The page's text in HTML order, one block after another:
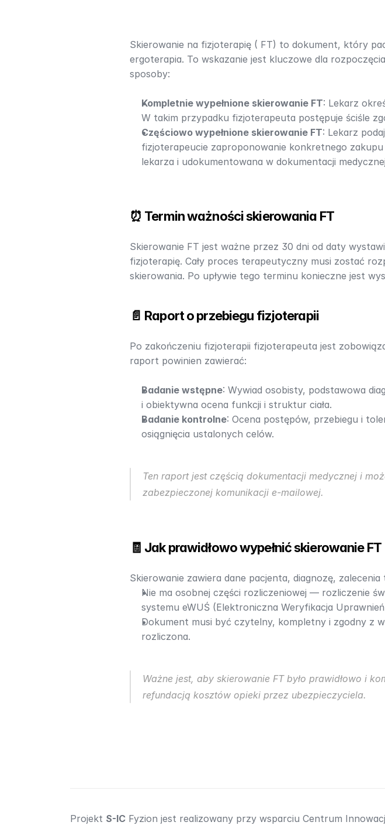
Skierowanie na fizjoterapię ( FT) to dokument, który
ergoterapia. To wskazanie jest kluczowe dla
sposoby:
Kompletnie wypełnione skierowanie FT: Lekarz
W takim przypadku fizjoterapeuta postępuje ściśle
Częściowo wypełnione skierowanie FT: Lekarz
fizjoterapeucie zaproponowanie konkretnego
lekarza i udokumentowana w dokumentacji
⏰ Termin ważności skierowania FT
Skierowanie FT jest ważne przez 30 dni od daty
fizjoterapię. Cały proces terapeutyczny musi zostać
skierowania. Po upływie tego terminu konieczne jest
📄 Raport o przebiegu fizjoterapii
Po zakończeniu fizjoterapii fizjoterapeuta jest
raport powinien zawierać:​
Badanie wstępne: Wywiad osobisty, podstawowa
i obiektywna ocena funkcji i struktur ciała.​
Badanie kontrolne: Ocena postępów, przebiegu i
osiągnięcia ustalonych celów.​
Ten raport jest częścią dokumentacji medycznej i
zabezpieczonej komunikacji e-mailowej.​
🧾 Jak prawidłowo wypełnić skierowanie FT
Skierowanie zawiera dane pacjenta, diagnozę,
Nie ma osobnej części rozliczeniowej — rozliczenie
systemu eWUŚ (Elektroniczna Weryfikacja
Dokument musi być czytelny, kompletny i zgodny z
rozliczona.
Ważne jest, aby skierowanie FT było prawidłowo i
refundacją kosztów opieki przez ubezpieczyciela.​
Projekt S-IC Fyzion jest realizowany przy wsparciu Centrum